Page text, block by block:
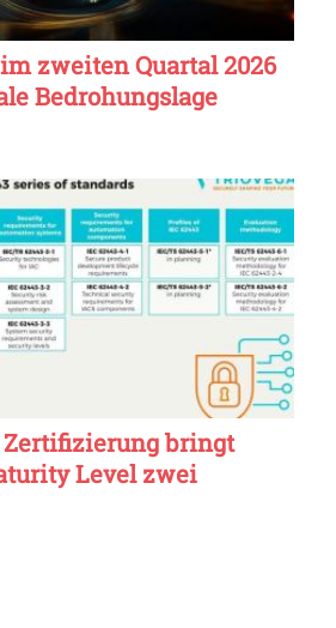
zweiten Quartal 2026
Bedrohungslage
Zertifizierung bringt
Level zwei